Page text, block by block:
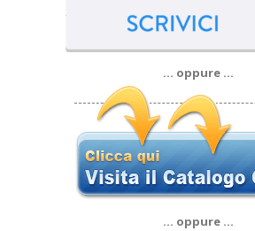
… oppure …
… oppure …